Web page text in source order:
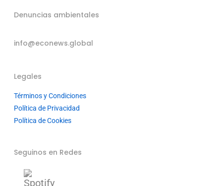
Denuncias ambientales
info@econews.global
Legales
Términos y Condiciones
Política de Privacidad
Política de Cookies
Seguinos en Redes